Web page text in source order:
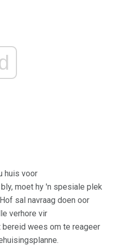
huis voor
moet hy 'n spesiale plek
sal navraag doen oor
verhore vir
wees om te reageer